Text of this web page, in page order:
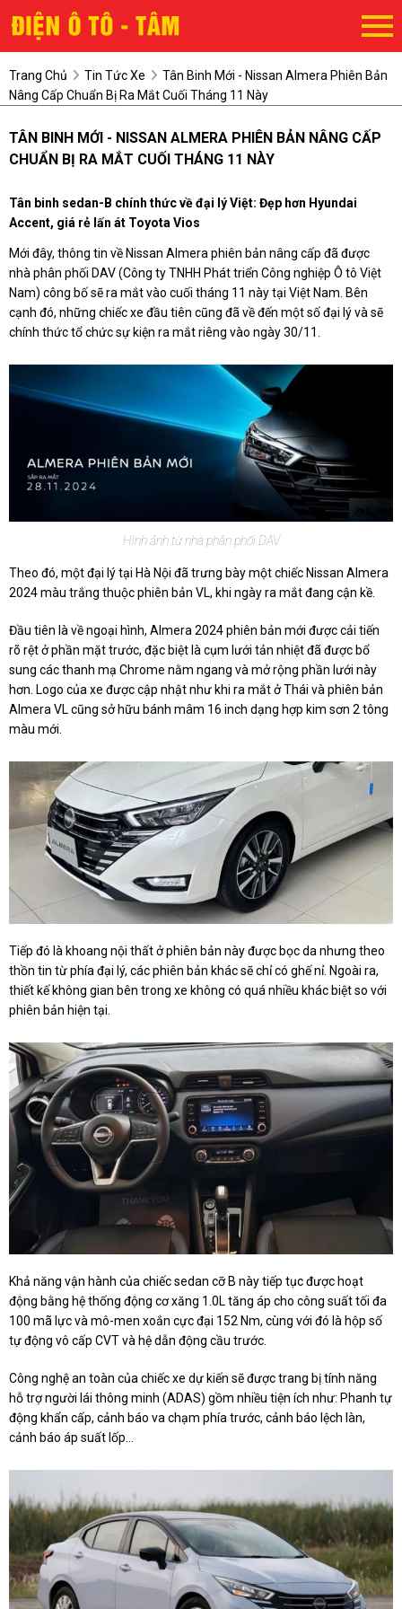
Trang Chủ Tin Tức Xe
Tân Binh Mới - Nissan Almera Phiên Bản
Nâng Cấp Chuẩn Bị Ra Mắt Cuối Tháng 11 Này
TÂN BINH MỚI - NISSAN ALMERA PHIÊN BẢN NÂNG CẤP
CHUẨN BỊ RA MẮT CUỐI THÁNG 11 NÀY
Tân binh sedan-B chính thức về đại lý Việt: Đẹp hơn Hyundai
Accent, giá rẻ lấn át Toyota Vios
Mới đây, thông tin về Nissan Almera phiên bản nâng cấp đã được
nhà phân phối DAV (Công ty TNHH Phát triển Công nghiệp Ô tô Việt
Nam) công bố sẽ ra mắt vào cuối tháng 11 này tại Việt Nam. Bên
cạnh đó, những chiếc xe đầu tiên cũng đã về đến một số đại lý và sẽ
chính thức tổ chức sự kiện ra mắt riêng vào ngày 30/11.
Hình ảnh từ nhà phân phối DAV
Theo đó, một đại lý tại Hà Nội đã trưng bày một chiếc Nissan Almera
2024 màu trắng thuộc phiên bản VL, khi ngày ra mắt đang cận kề.
Đầu tiên là về ngoại hình, Almera 2024 phiên bản mới được cải tiến
rõ rệt ở phần mặt trước, đặc biệt là cụm lưới tản nhiệt đã được bổ
sung các thanh mạ Chrome nằm ngang và mở rộng phần lưới này
hơn. Logo của xe được cập nhật như khi ra mắt ở Thái và phiên bản
Almera VL cũng sở hữu bánh mâm 16 inch dạng hợp kim sơn 2 tông
màu mới.
Tiếp đó là khoang nội thất ở phiên bản này được bọc da nhưng theo
thồn tin từ phía đại lý, các phiên bản khác sẽ chỉ có ghế nỉ. Ngoài ra,
thiết kế không gian bên trong xe không có quá nhiều khác biệt so với
phiên bản hiện tại.
Khả năng vận hành của chiếc sedan cỡ B này tiếp tục được hoạt
động bằng hệ thống động cơ xăng 1.0L tăng áp cho công suất tối đa
100 mã lực và mô-men xoắn cực đại 152 Nm, cùng với đó là hộp số
tự động vô cấp CVT và hệ dẫn động cầu trước.
Công nghệ an toàn của chiếc xe dự kiến sẽ được trang bị tính năng
hỗ trợ người lái thông minh (ADAS) gồm nhiều tiện ích như: Phanh tự
động khẩn cấp, cảnh báo va chạm phía trước, cảnh báo lệch làn,
cảnh báo áp suất lốp...